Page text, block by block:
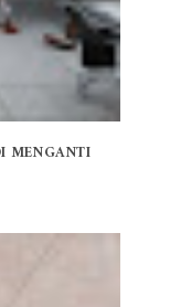
MENGANTI